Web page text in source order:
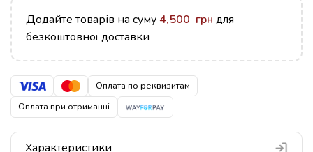
Додайте товарів на суму 4,500 грн для
безкоштовної доставки
Оплата по реквизитам
Оплата при отриманні
Характеристики